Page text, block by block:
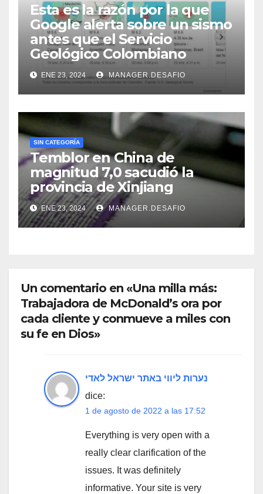
Esta es la razón por la que
Google alerta sobre un sismo
antes que el Servicio
Geológico Colombiano
ENE 23, 2024 MANAGER.DESAFIO
SIN CATEGORÍA
Temblor en China de
magnitud 7,0 sacudió la
provincia de Xinjiang
ENE 23, 2024 MANAGER.DESAFIO
Un comentario en «Una milla más:
Trabajadora de McDonald’s ora por
cada cliente y conmueve a miles con
su fe en Dios»
נערות ליווי באתר ישראל לאדי
dice:
1 de agosto de 2022 a las 17:52
Everything is very open with a
really clear clarification of the
issues. It was definitely
informative. Your site is very